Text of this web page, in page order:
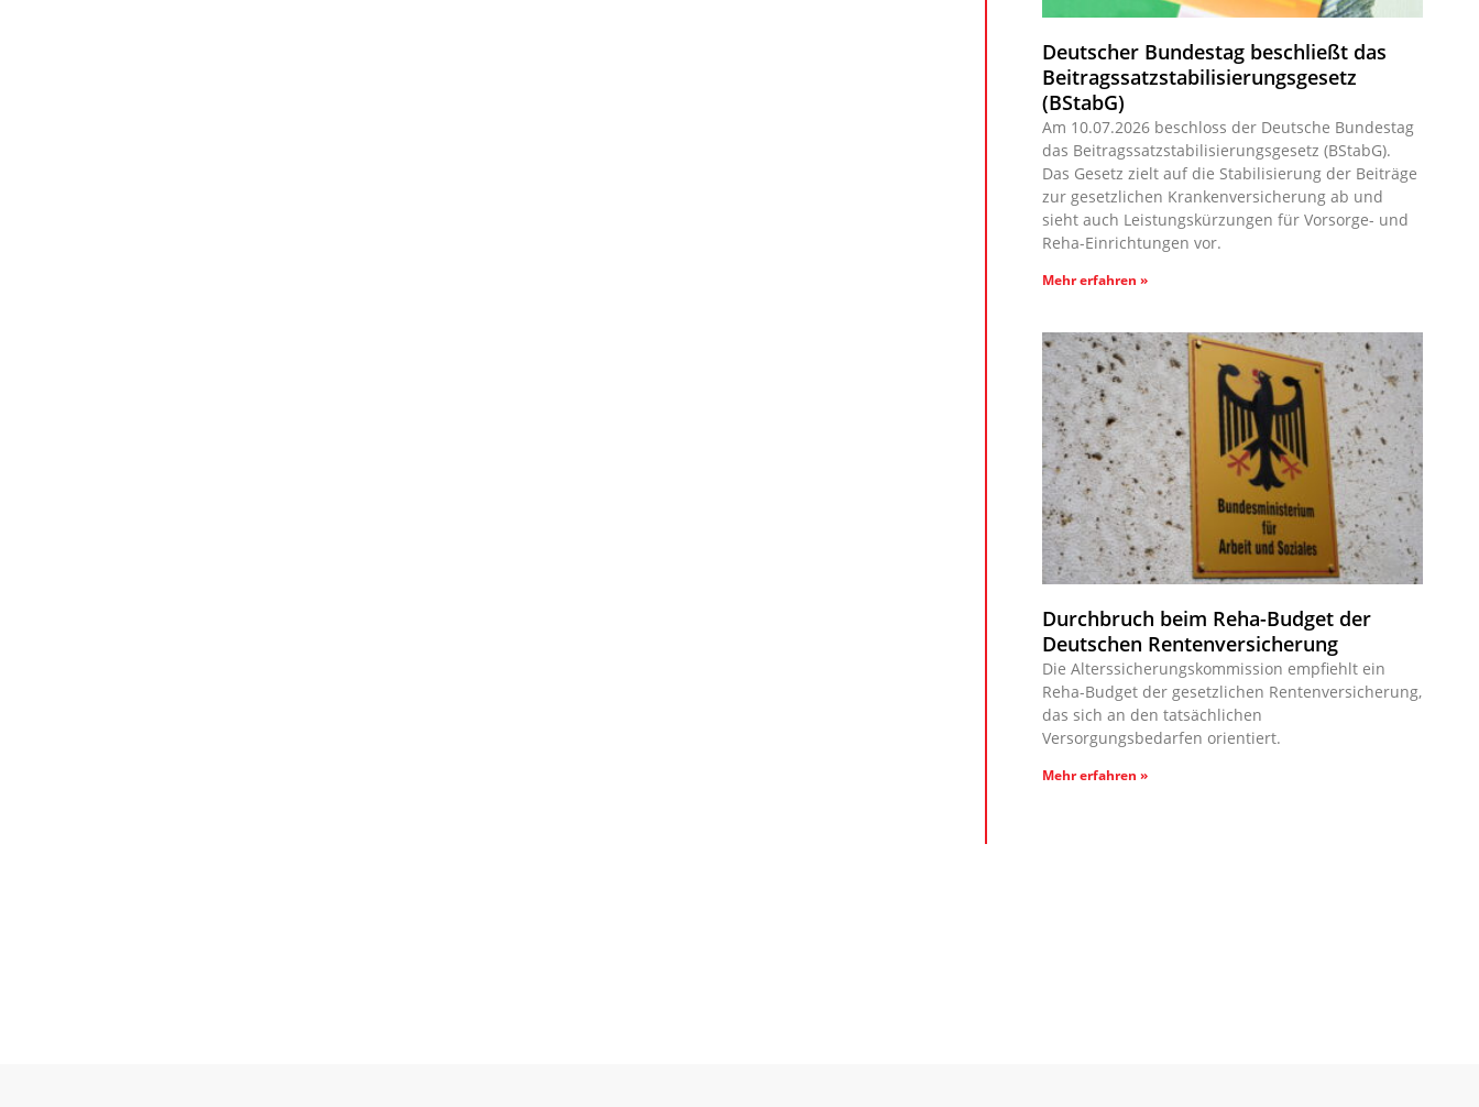
Deutscher Bundestag beschließt das
Beitragssatzstabilisierungsgesetz
(BStabG)
Am 10.07.2026 beschloss der Deutsche Bundestag
das Beitragssatzstabilisierungsgesetz (BStabG).
Das Gesetz zielt auf die Stabilisierung der Beiträge
zur gesetzlichen Krankenversicherung ab und
sieht auch Leistungskürzungen für Vorsorge- und
Reha-Einrichtungen vor.
Mehr erfahren »
Durchbruch beim Reha-Budget der
Deutschen Rentenversicherung
Die Alterssicherungskommission empfiehlt ein
Reha-Budget der gesetzlichen Rentenversicherung,
das sich an den tatsächlichen
Versorgungsbedarfen orientiert.
Mehr erfahren »